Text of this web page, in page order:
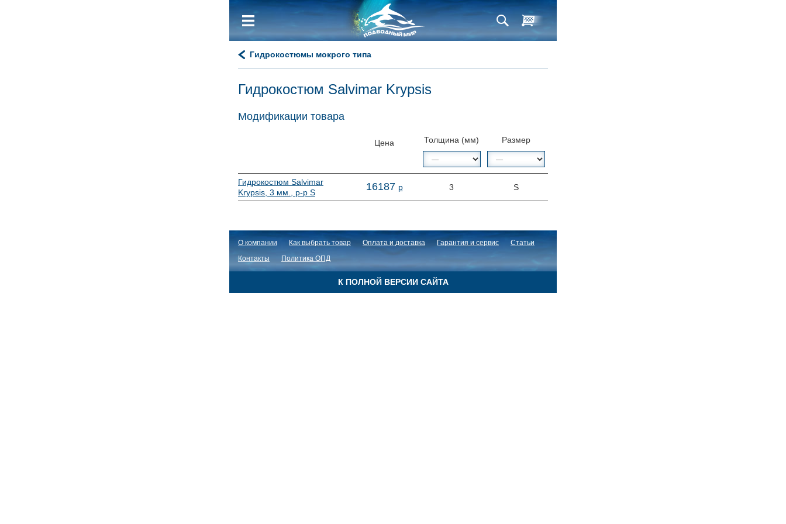
Гидрокостюмы мокрого типа
Гидрокостюм Salvimar Krypsis
Модификации товара
Цена Толщина (мм) Размер
Гидрокостюм Salvimar
Krypsis, 3 мм., р-р S
16187 р 3 S
О компании Как выбрать товар Оплата и доставка Гарантия и сервис
Статьи
Контакты
Политика ОПД
К ПОЛНОЙ ВЕРСИИ САЙТА